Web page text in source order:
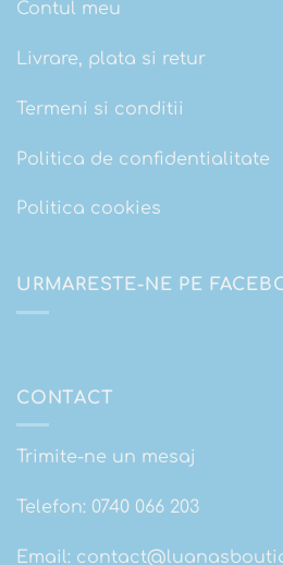
Contul meu
Livrare, plata si retur
Termeni si conditii
Politica de confidentialitate
Politica cookies
URMARESTE-NE PE
CONTACT
Trimite-ne un mesaj
Telefon: 0740 066 203
Email: